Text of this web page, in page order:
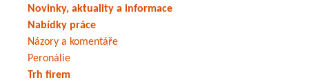
Novinky, aktuality a informace
Nabídky práce
Názory a komentáře
Peronálie
Trh firem